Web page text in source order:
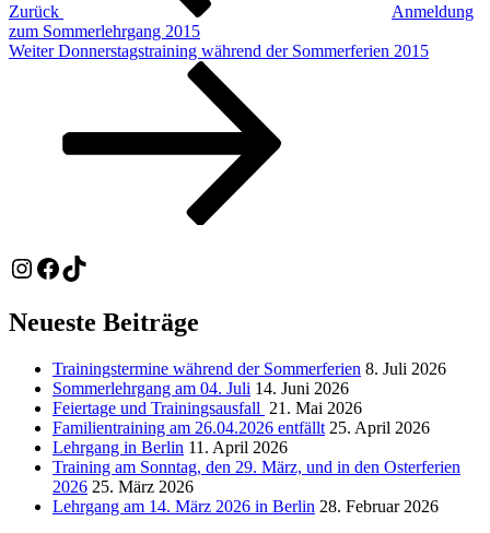
Zurück
Anmeldung
zum Sommerlehrgang 2015
Nächster
Weiter Donnerstagstraining während der Sommerferien 2015
Instagram
Facebook
TikTok
Neueste Beiträge
Trainingstermine während der Sommerferien 8. Juli 2026
Sommerlehrgang am 04. Juli 14. Juni 2026
Feiertage und Trainingsausfall 21. Mai 2026
Familientraining am 26.04.2026 entfällt 25. April 2026
Lehrgang in Berlin 11. April 2026
Training am Sonntag, den 29. März, und in den Osterferien
2026 25. März 2026
Lehrgang am 14. März 2026 in Berlin 28. Februar 2026